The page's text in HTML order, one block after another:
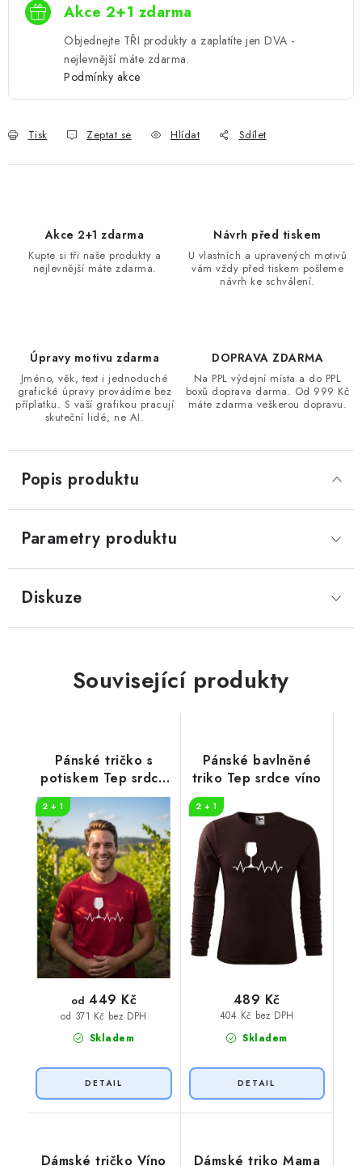
Akce 2+1 zdarma
Objednejte TŘI produkty a zaplatíte jen DVA -
nejlevnější máte zdarma.
Podmínky akce
Tisk Zeptat se Hlídat Sdílet
Akce 2+1 zdarma
Kupte si tři naše produkty a
nejlevnější máte zdarma.
Návrh před tiskem
U vlastních a upravených motivů
vám vždy před tiskem pošleme
návrh ke schválení.
Úpravy motivu zdarma
Jméno, věk, text i jednoduché
grafické úpravy provádíme bez
příplatku. S vaší grafikou pracují
skuteční lidé, ne AI.
DOPRAVA ZDARMA
Na PPL výdejní místa a do PPL
boxů doprava darma. Od 999 Kč
máte zdarma veškerou dopravu.
Popis produktu
Parametry produktu
Diskuze
Související produkty
Pánské tričko s
potiskem Tep srdce
víno
2 + 1
Skladem
od 371 Kč bez DPH
od 449 Kč
Pánské bavlněné
triko Tep srdce víno
2 + 1
Skladem
404 Kč bez DPH
489 Kč
Dámské tričko Víno Dámské triko Mama